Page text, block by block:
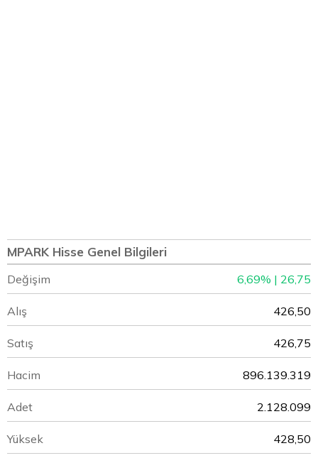
MPARK Hisse Genel Bilgileri
Değişim 6,69% | 26,75
Alış 426,50
Satış 426,75
Hacim 896.139.319
Adet 2.128.099
Yüksek 428,50